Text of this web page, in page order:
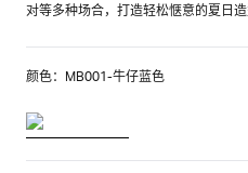
对等多种场合，打造轻松惬意的夏日
颜色：MB001-牛仔蓝色